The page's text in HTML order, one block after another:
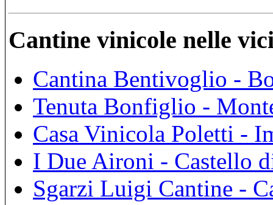
Cantine vinicole nelle
Cantina Bentivoglio -
Tenuta Bonfiglio -
Casa Vinicola Poletti -
I Due Aironi - Castello
Sgarzi Luigi Cantine -